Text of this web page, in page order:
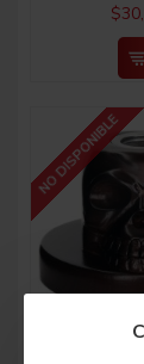
NO DISPONIBLE